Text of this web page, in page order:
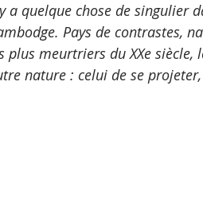
a quelque chose de singulier
Pays de contrastes,
plus meurtriers du XXe
nature : celui de se